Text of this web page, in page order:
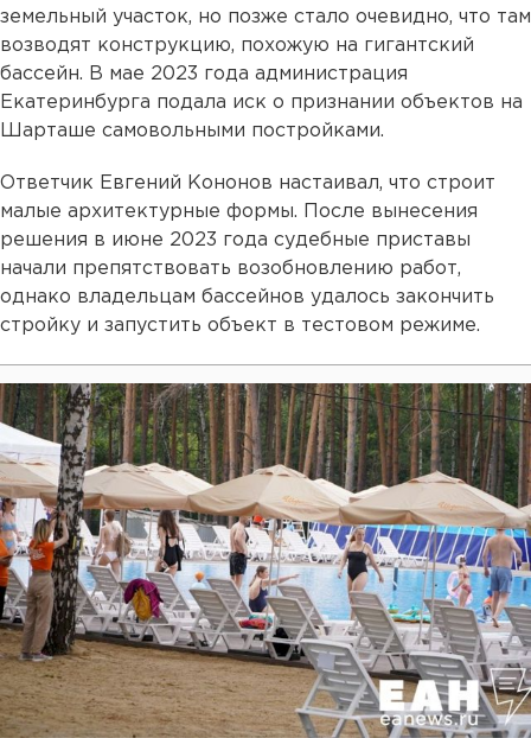
земельный участок, но позже стало очевидно, что там
возводят конструкцию, похожую на гигантский
бассейн. В мае 2023 года администрация
Екатеринбурга подала иск о признании объектов на
Шарташе самовольными постройками.
Ответчик Евгений Кононов настаивал, что строит
малые архитектурные формы. После вынесения
решения в июне 2023 года судебные приставы
начали препятствовать возобновлению работ,
однако владельцам бассейнов удалось закончить
стройку и запустить объект в тестовом режиме.